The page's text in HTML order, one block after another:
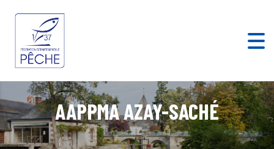
AAPPMA AZAY-SACHÉ